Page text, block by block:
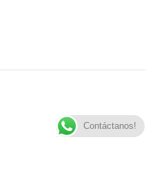
Contáctanos!